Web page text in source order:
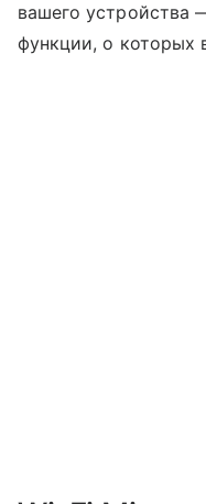
вашего устройства
функции, о которых